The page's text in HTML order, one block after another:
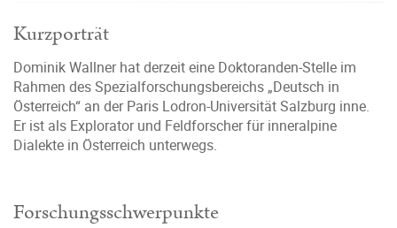
Kurzporträt
Dominik Wallner hat derzeit eine Doktoranden-Stelle im
Rahmen des Spezialforschungsbereichs „Deutsch in
Österreich“ an der Paris Lodron-Universität Salzburg inne.
Er ist als Explorator und Feldforscher für inneralpine
Dialekte in Österreich unterwegs.
Forschungsschwerpunkte